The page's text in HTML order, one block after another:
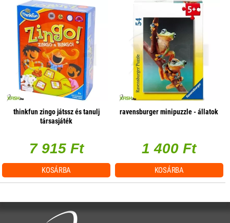
thinkfun zingo játssz és tanulj
társasjáték
7 915 Ft
KOSÁRBA
ravensburger minipuzzle - állatok
1 400 Ft
KOSÁRBA